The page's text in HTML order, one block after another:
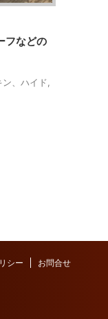
フなどの
ン、ハイド,
シー お問合せ